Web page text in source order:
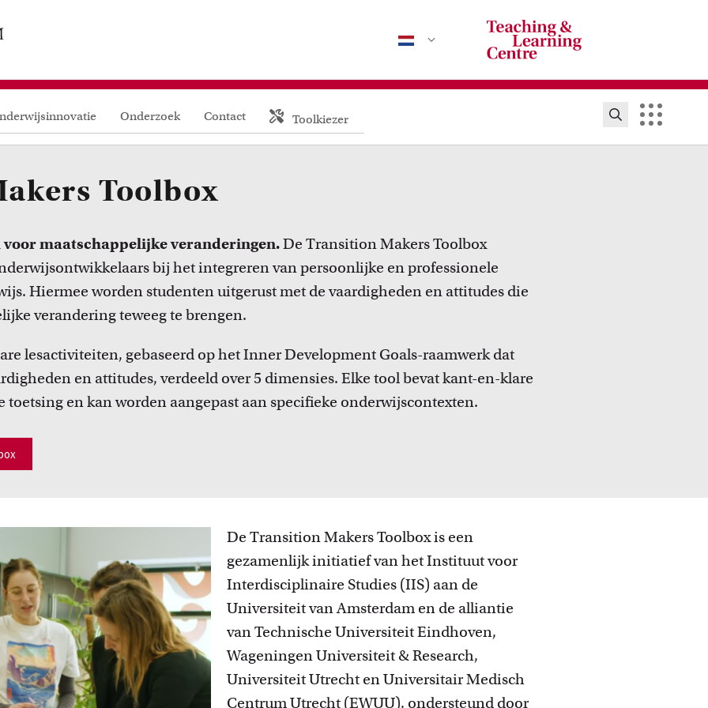
CENTRAAL
ACTA
EB
FDG
FGW
Onderzoek Contact Toolkiezer
van collega-docenten
Teacher Stories van collega-docenten.
Onderwijsinnovatie en beurzen
Leer over initiatieven en beurzen waarmee docenten
innovatieve ideeën realiseren.
Toolbox
maatschappelijke veranderingen.De Transition Makers Toolbox
bij het integreren van persoonlijke en professionele
Hiermee worden studenten uitgerust met de vaardigheden en attitudes die
verandering teweeg te brengen.
lesactiviteiten, gebaseerd op het Inner Development Goals-raamwerk dat
en attitudes, verdeeld over 5 dimensies. Elke tool bevat kant-en-klare
toetsing en kan worden aangepast aan specifieke onderwijscontexten.
De Transition Makers Toolbox is een
gezamenlijk initiatief van het Instituut voor
Interdisciplinaire Studies (IIS) aan de
Universiteit van Amsterdam en de alliantie
van Technische Universiteit Eindhoven,
Wageningen Universiteit & Research,
Universiteit Utrecht en Universitair Medisch
Centrum Utrecht (EWUU), ondersteund door